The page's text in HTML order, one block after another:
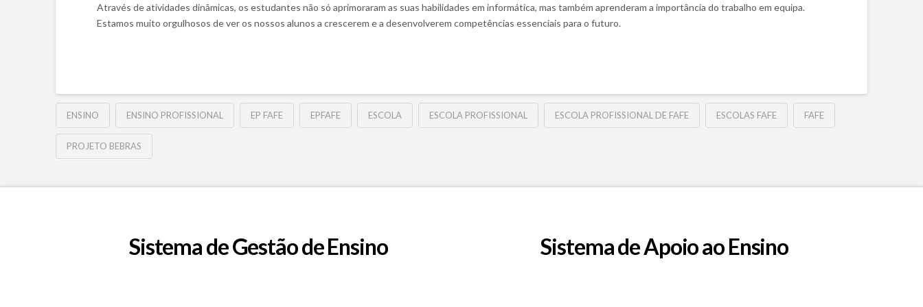
Através de atividades dinâmicas, os estudantes não só aprimoraram as suas habilidades em informática, mas também aprenderam a importância do trabalho em equipa.
Estamos muito orgulhosos de ver os nossos alunos a crescerem e a desenvolverem competências essenciais para o futuro.
ENSINO ENSINO PROFISSIONAL EP FAFE EPFAFE ESCOLA ESCOLA PROFISSIONAL ESCOLA PROFISSIONAL DE FAFE ESCOLAS FAFE FAFE
PROJETO BEBRAS
Sistema de Gestão de Ensino Sistema de Apoio ao Ensino